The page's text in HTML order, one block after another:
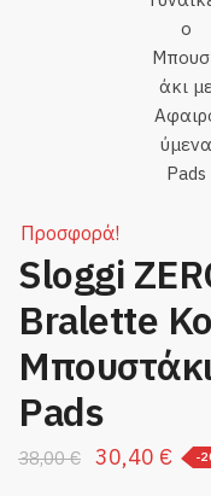
Προσφορά!
Sloggi
Bralette
Pads
38,00€ Original
30,40 €Η
-